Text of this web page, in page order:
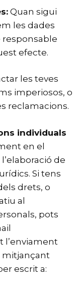
Quan sigui
les dades
efecte.
les teves
imperiosos, o
reclamacions.
individuals
en el
de
Si tens
drets, o
al
pots
l’enviament
mitjançant
escrit a: